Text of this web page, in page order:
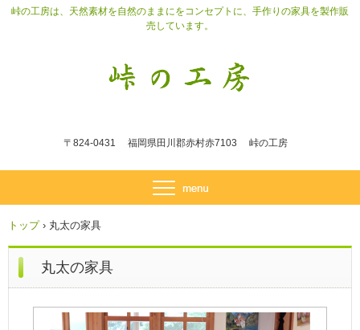
峠の工房は、天然素材を自然のままにをコンセプトに、手作りの家具を製作販
売しています。
〒824-0431 福岡県田川郡赤村赤7103 峠の工房
トップ › 丸太の家具
丸太の家具